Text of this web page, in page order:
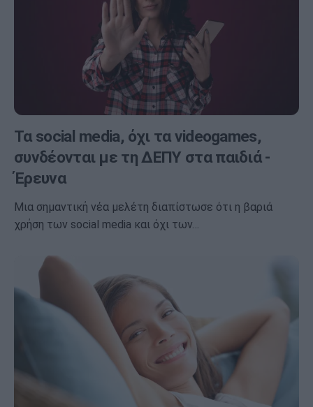
Τα social media, όχι τα videogames,
συνδέονται με τη ΔΕΠΥ στα παιδιά -
Έρευνα
Μια σημαντική νέα μελέτη διαπίστωσε ότι η βαριά
χρήση των social media και όχι των…